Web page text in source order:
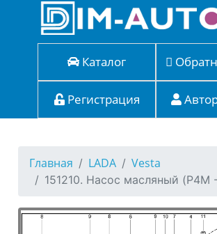
Каталог
Регистрация
Главная LADA Vesta
151210. Насос масляный